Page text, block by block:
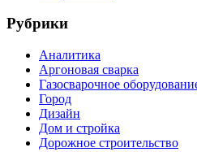
Рубрики
Аналитика
Аргоновая сварка
Газосварочное
Город
Дизайн
Дом и стройка
Дорожное строительство